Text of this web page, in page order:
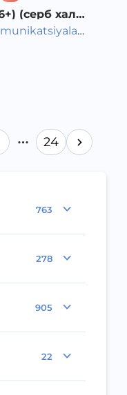
763
278
905
22
(серб халқ
24